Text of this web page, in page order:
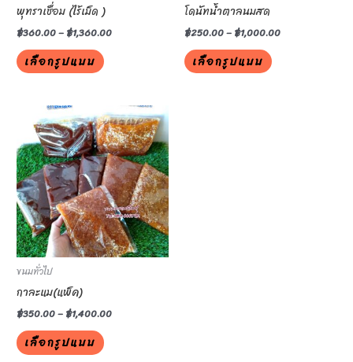
พุทราเชื่อม (ไร้เม็ด )
฿360.00–฿1,360.00
เลือกรูปแบบ
chosen
on
product
โดนัทน้ำตาลนมสด
฿250.00–฿1,000.00
เลือกรูปแบบ
on
product
ขนมทั่วไป
กาละแม(แพ็ค)
฿350.00–฿1,400.00
เลือกรูปแบบ
This
product
has
multiple
variants.
The
options
may
on
product